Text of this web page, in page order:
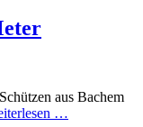
aus Bachem
…